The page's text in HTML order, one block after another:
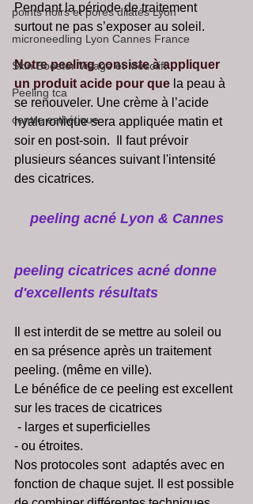
points noirs et pores dilatés Lyon
microneedling Lyon Cannes France
Skin Booster Visage et Mésolift
Peeling tca
centre esthétique
Pendant la période de traitement
surtout ne pas s’exposer au soleil.
Notre peeling consiste à appliquer
un produit acide pour que la peau à
se renouveler. Une crème à l’acide
hyaluronique sera appliquée matin et
soir en post-soin.  Il faut prévoir
plusieurs séances suivant l'intensité
des cicatrices.
peeling acné Lyon & Cannes
peeling cicatrices acné donne
d'excellents résultats
Il est interdit de se mettre au soleil ou
en sa présence après un traitement
peeling. (même en ville).
Le bénéfice de ce peeling est excellent
sur les traces de cicatrices
- larges et superficielles
- ou étroites.
Nos protocoles sont  adaptés avec en
fonction de chaque sujet. Il est possible